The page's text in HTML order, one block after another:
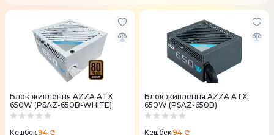
Блок живлення AZZA ATX
650W (PSAZ-650B-WHITE)
Кешбек94 ₴
Блок живлення AZZA ATX
650W (PSAZ-650B)
Кешбек94 ₴